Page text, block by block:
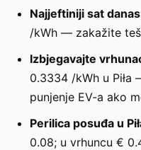
Najjeftiniji sat
/kWh — zakažite
Izbjegavajte
0.3334 /kWh u
punjenje EV-a ako
Perilica posuđa u
0.08; u vrhuncu €